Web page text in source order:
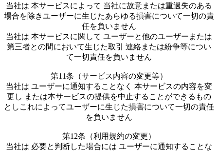
当社は 本サービスによって 当社に故意または重過失のある
場合を除きユーザーに生じたあらゆる損害について一切の責
任を負いません
当社は 本サービスに関して ユーザーと他のユーザーまたは
第三者との間において生じた取引 連絡または紛争等につい
て一切責任を負いません
第11条（サービス内容の変更等）
当社は ユーザーに通知することなく 本サービスの内容を変
更し または本サービスの提供を中止することができるもの
としこれによってユーザーに生じた損害について一切の責任
を負いません
第12条（利用規約の変更）
当社は 必要と判断した場合には ユーザーに通知することな